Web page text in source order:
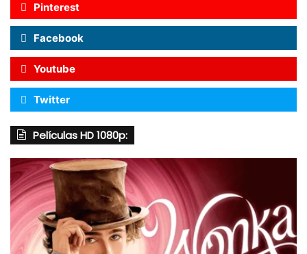
Pinterest
Facebook
Youtube
Twitter
Películas HD 1080p: